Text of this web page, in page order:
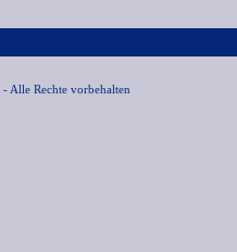
- Alle Rechte vorbehalten